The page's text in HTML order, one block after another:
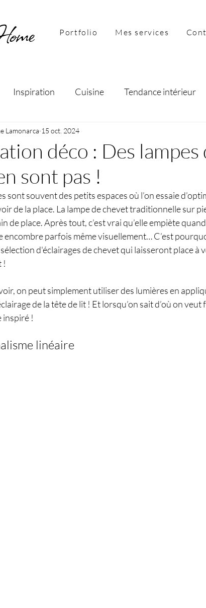
Portfolio Mes services
Inspiration Cuisine Tendance intérieur
Entrepreneuriat
déco : Des lampes
sont pas !
Lamonarca 15 oct. 2024
sont souvent des petits espaces où l’on essaie
de la place. La lampe de chevet traditionnelle sur
de place. Après tout, c’est vrai qu’elle empiète
encombre parfois même visuellement… C’est
d'éclairages de chevet qui laisseront place à
!
on peut simplement utiliser des lumières en
de la tête de lit ! Et lorsqu’on sait d’où on veut
inspiré !
linéaire